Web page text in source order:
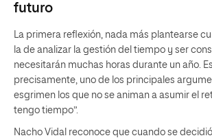
futuro
La primera reflexión, nada más plantearse
la de analizar la gestión del tiempo y ser
necesitarán muchas horas durante un año.
precisamente, uno de los principales
esgrimen los que no se animan a asumir el
tengo tiempo”.
Nacho Vidal reconoce que cuando se